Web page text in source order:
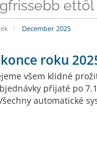
ettől
December 2025
roku
všem klidné
přijaté po
automatické